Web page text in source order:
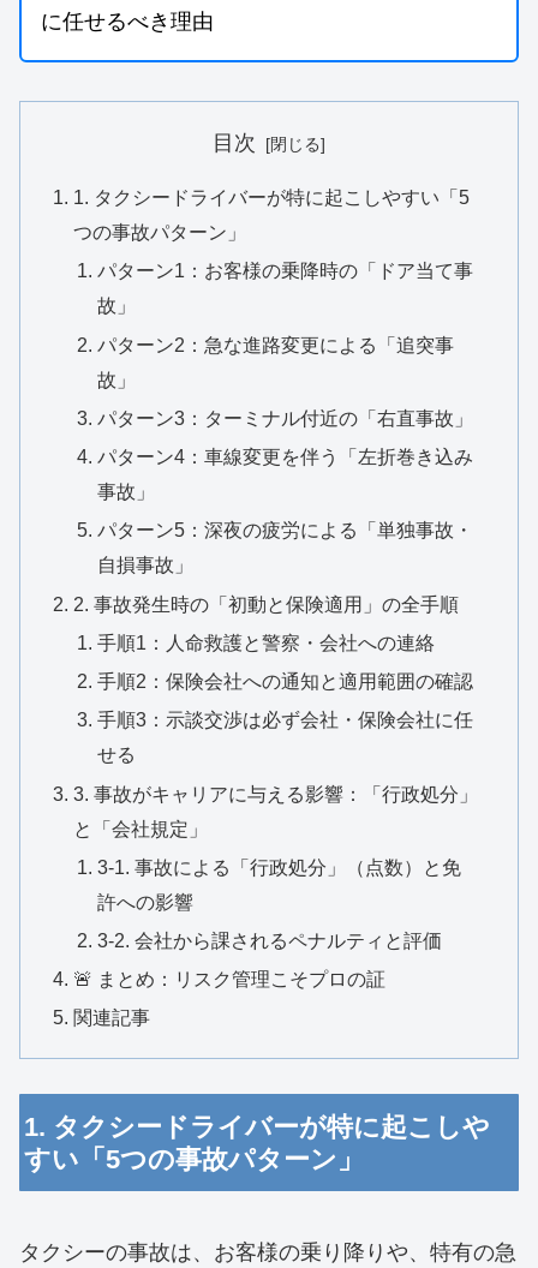
に任せるべき理由
目次
1. タクシードライバーが特に起こしやすい「5
つの事故パターン」
パターン1：お客様の乗降時の「ドア当て事
故」
パターン2：急な進路変更による「追突事
故」
パターン3：ターミナル付近の「右直事故」
パターン4：車線変更を伴う「左折巻き込み
事故」
パターン5：深夜の疲労による「単独事故・
自損事故」
2. 事故発生時の「初動と保険適用」の全手順
手順1：人命救護と警察・会社への連絡
手順2：保険会社への通知と適用範囲の確認
手順3：示談交渉は必ず会社・保険会社に任
せる
3. 事故がキャリアに与える影響：「行政処分」
と「会社規定」
3-1. 事故による「行政処分」（点数）と免
許への影響
3-2. 会社から課されるペナルティと評価
🚨 まとめ：リスク管理こそプロの証
関連記事
1. タクシードライバーが特に起こしや
すい「5つの事故パターン」
タクシーの事故は、お客様の乗り降りや、特有の急